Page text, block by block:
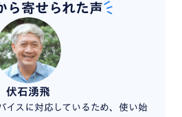
ら寄せられた声
伏石湧飛
イスに対応しているため、使い始